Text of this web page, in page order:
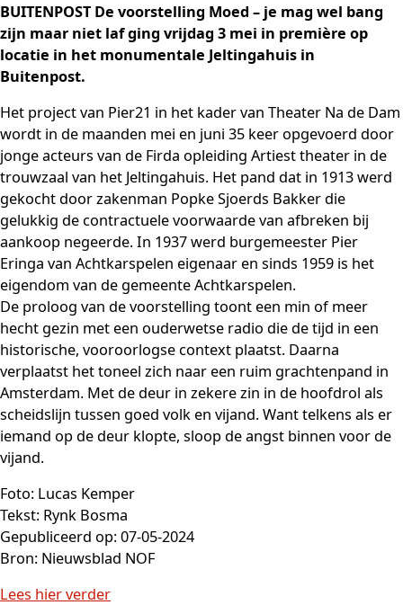
BUITENPOST De voorstelling Moed – je mag wel bang
zijn maar niet laf ging vrijdag 3 mei in première op
locatie in het monumentale Jeltingahuis in
Buitenpost.
Het project van Pier21 in het kader van Theater Na de Dam
wordt in de maanden mei en juni 35 keer opgevoerd door
jonge acteurs van de Firda opleiding Artiest theater in de
trouwzaal van het Jeltingahuis. Het pand dat in 1913 werd
gekocht door zakenman Popke Sjoerds Bakker die
gelukkig de contractuele voorwaarde van afbreken bij
aankoop negeerde. In 1937 werd burgemeester Pier
Eringa van Achtkarspelen eigenaar en sinds 1959 is het
eigendom van de gemeente Achtkarspelen.
De proloog van de voorstelling toont een min of meer
hecht gezin met een ouderwetse radio die de tijd in een
historische, vooroorlogse context plaatst. Daarna
verplaatst het toneel zich naar een ruim grachtenpand in
Amsterdam. Met de deur in zekere zin in de hoofdrol als
scheidslijn tussen goed volk en vijand. Want telkens als er
iemand op de deur klopte, sloop de angst binnen voor de
vijand.
Foto: Lucas Kemper
Tekst: Rynk Bosma
Gepubliceerd op: 07-05-2024
Bron: Nieuwsblad NOF
Lees hier verder